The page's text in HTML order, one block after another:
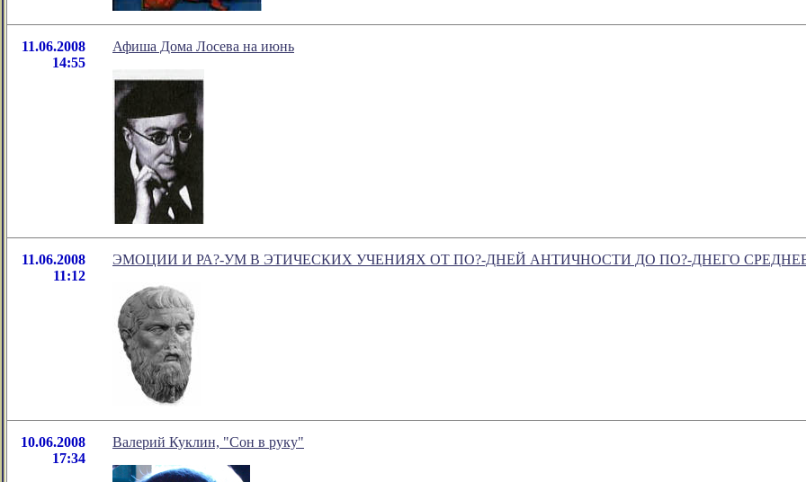
11.06.2008
14:55
Афиша Дома Лосева на июнь
11.06.2008
11:12
ЭМОЦИИ И РА?-УМ В ЭТИЧЕСКИХ УЧЕНИЯХ ОТ ПО?-ДНЕЙ АНТИЧНОСТИ ДО ПО?-ДНЕГО
10.06.2008
17:34
Валерий Куклин, "Сон в руку"